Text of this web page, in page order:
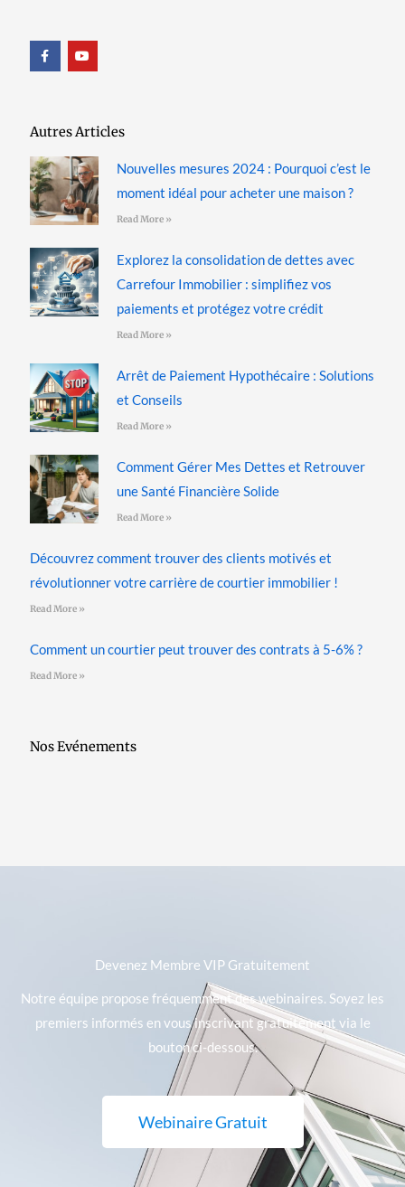
F
a
c
k
f
Y
o
u
Autres Articles
Nouvelles mesures 2024 : Pourquoi c’est le
moment idéal pour acheter une maison ?
Read More »
Explorez la consolidation de dettes avec
Carrefour Immobilier : simplifiez vos
paiements et protégez votre crédit
Read More »
Arrêt de Paiement Hypothécaire : Solutions
et Conseils
Read More »
Comment Gérer Mes Dettes et Retrouver
une Santé Financière Solide
Read More »
Découvrez comment trouver des clients motivés et
révolutionner votre carrière de courtier immobilier !
Read More »
Comment un courtier peut trouver des contrats à 5-6% ?
Read More »
Nos Evénements
Devenez Membre VIP Gratuitement
Notre équipe propose fréquemment des webinaires. Soyez les
premiers informés en vous inscrivant gratuitement via le
bouton ci-dessous.
Webinaire Gratuit